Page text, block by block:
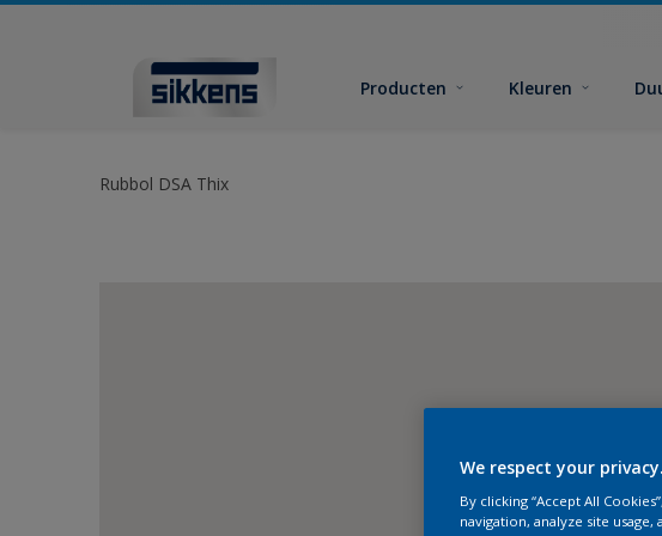
Producten Kleuren
Rubbol DSA Thix
We respect your privacy.
By clicking “Accept All
navigation, analyze site